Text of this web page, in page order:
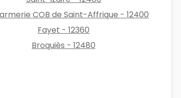
COB de Saint-Affrique - 12400
Fayet - 12360
Broquiès - 12480